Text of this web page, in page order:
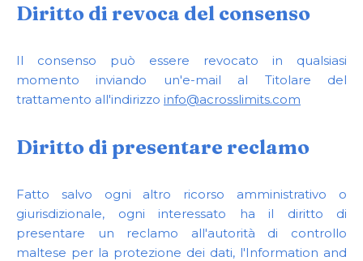
Diritto di revoca del consenso
Il consenso può essere revocato in qualsiasi
momento inviando un'e-mail al Titolare del
trattamento all'indirizzo info@acrosslimits.com
Diritto di presentare reclamo
Fatto salvo ogni altro ricorso amministrativo o
giurisdizionale, ogni interessato ha il diritto di
presentare un reclamo all'autorità di controllo
maltese per la protezione dei dati, l'Information and